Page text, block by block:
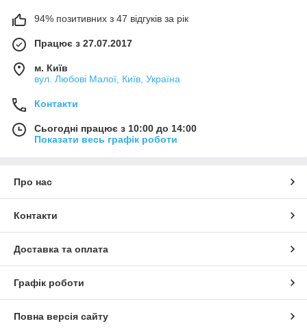
94% позитивних з 47 відгуків за рік
Працює з 27.07.2017
м. Київ
вул. Любові Малої, Київ, Україна
Контакти
Сьогодні працює з 10:00 до 14:00
Показати весь графік роботи
Про нас
Контакти
Доставка та оплата
Графік роботи
Повна версія сайту